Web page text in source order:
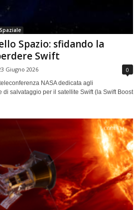
Spazio: sfidando la
Swift
Giugno 2026 0
NASA dedicata agli
salvataggio per il satellite Swift (la Swift Boost